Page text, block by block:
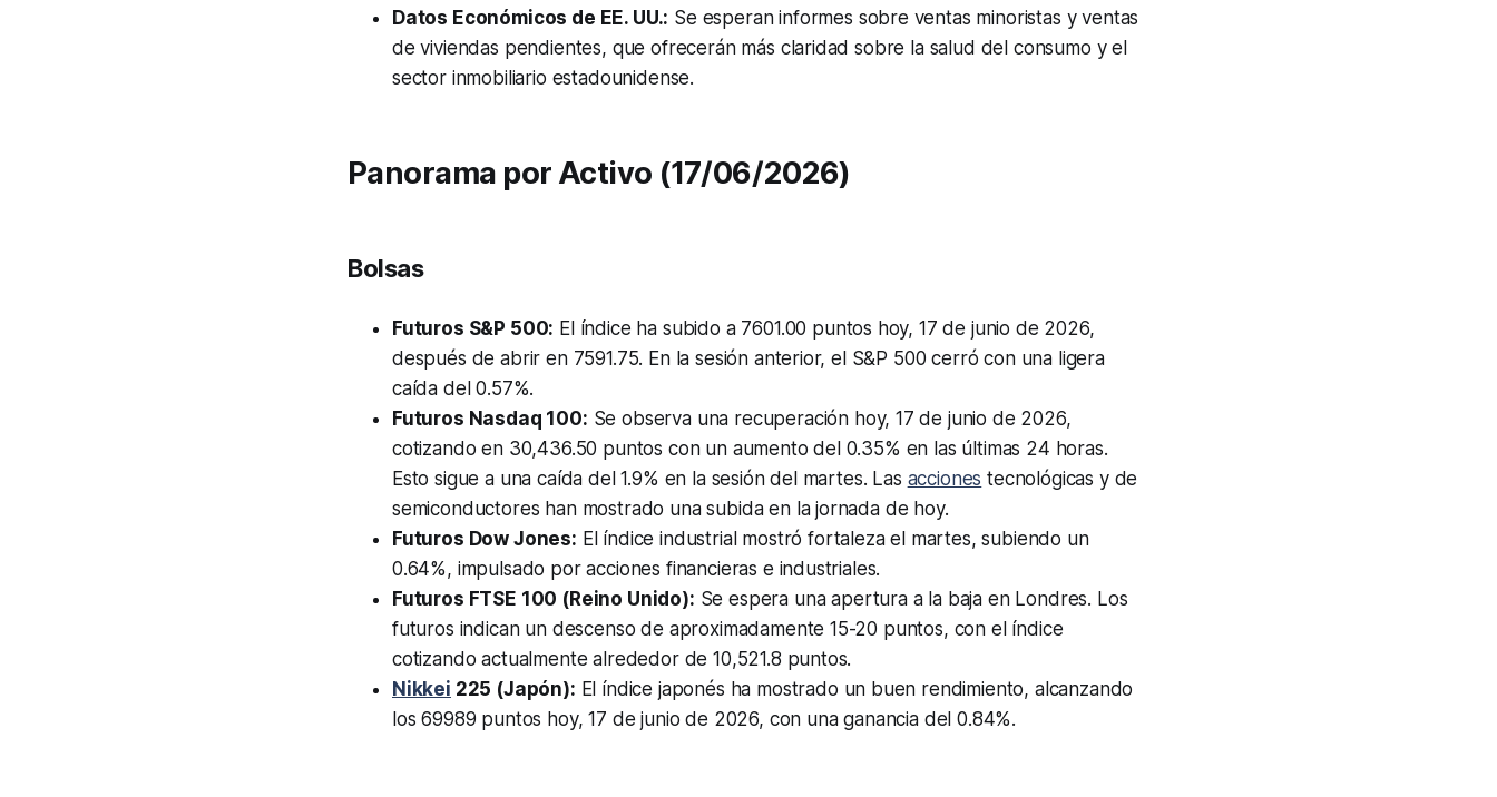
Datos Económicos de EE. UU.: Se esperan informes sobre ventas minoristas y ventas
de viviendas pendientes, que ofrecerán más claridad sobre la salud del consumo y el
sector inmobiliario estadounidense.
Panorama por Activo (17/06/2026)
Bolsas
Futuros S&P 500: El índice ha subido a 7601.00 puntos hoy, 17 de junio de 2026,
después de abrir en 7591.75. En la sesión anterior, el S&P 500 cerró con una ligera
caída del 0.57%.
Futuros Nasdaq 100: Se observa una recuperación hoy, 17 de junio de 2026,
cotizando en 30,436.50 puntos con un aumento del 0.35% en las últimas 24 horas.
Esto sigue a una caída del 1.9% en la sesión del martes. Las acciones tecnológicas y de
semiconductores han mostrado una subida en la jornada de hoy.
Futuros Dow Jones: El índice industrial mostró fortaleza el martes, subiendo un
0.64%, impulsado por acciones financieras e industriales.
Futuros FTSE 100 (Reino Unido): Se espera una apertura a la baja en Londres. Los
futuros indican un descenso de aproximadamente 15-20 puntos, con el índice
cotizando actualmente alrededor de 10,521.8 puntos.
Nikkei 225 (Japón): El índice japonés ha mostrado un buen rendimiento, alcanzando
los 69989 puntos hoy, 17 de junio de 2026, con una ganancia del 0.84%.